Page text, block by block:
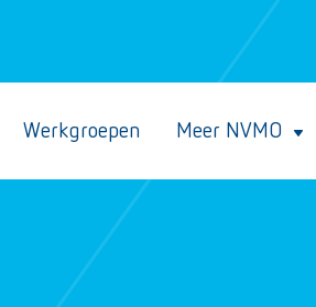
Werkgroepen Meer NVMO